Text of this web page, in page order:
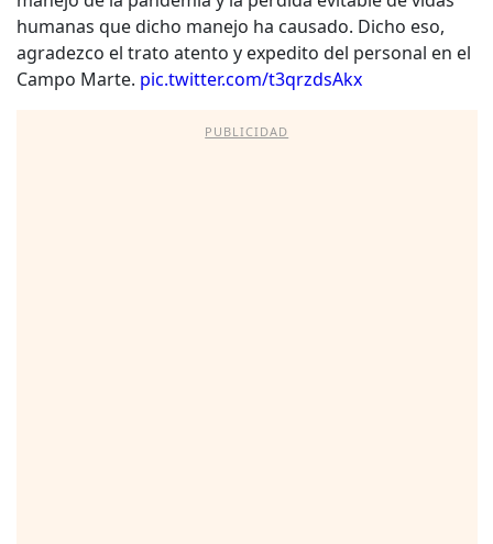
humanas que dicho manejo ha causado. Dicho eso,
agradezco el trato atento y expedito del personal en el
Campo Marte. pic.twitter.com/t3qrzdsAkx
PUBLICIDAD